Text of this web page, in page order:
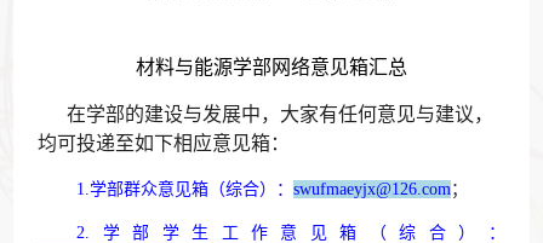
材料与能源学部网络意见箱汇总
在学部的建设与发展中，大家有任何意见与建议，
均可投递至如下相应意见箱：
1.学部群众意见箱（综合）：swufmaeyjx@126.com；
2. 学部学生工作意见箱（综合）：